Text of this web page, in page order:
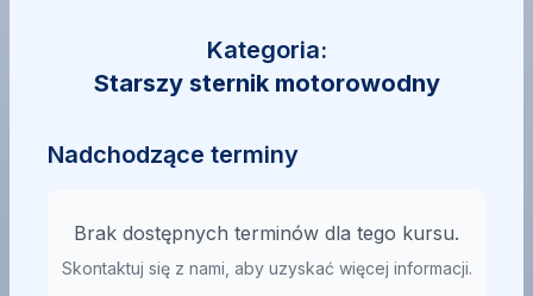
Kategoria:
Starszy sternik motorowodny
Nadchodzące terminy
Brak dostępnych terminów dla tego kursu.
Skontaktuj się z nami, aby uzyskać więcej informacji.